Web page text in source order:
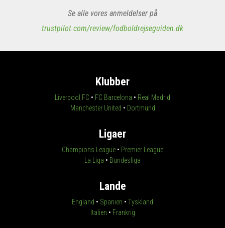
Se alle vores anmeldelser på
trustpilot.com/review/fodboldrejseguiden.dk
Klubber
Liverpool FC • FC Barcelona • Real Madrid
Manchester United • Dortmund
Ligaer
Champions League • Premier League
La Liga • Bundesliga
Lande
England • Spanien • Tyskland
Italien • Frankrig